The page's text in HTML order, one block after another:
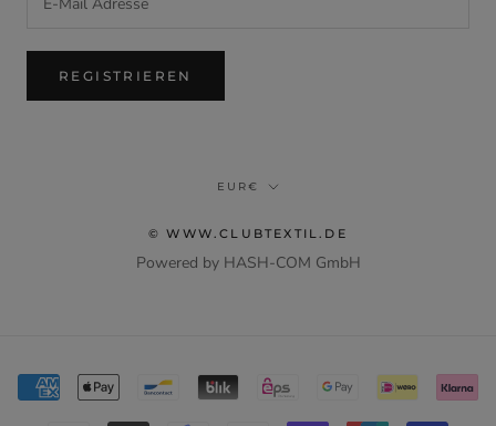
REGISTRIEREN
Translation
de.footer.general.currency
EUR€
© WWW.CLUBTEXTIL.DE
Powered by HASH-COM GmbH